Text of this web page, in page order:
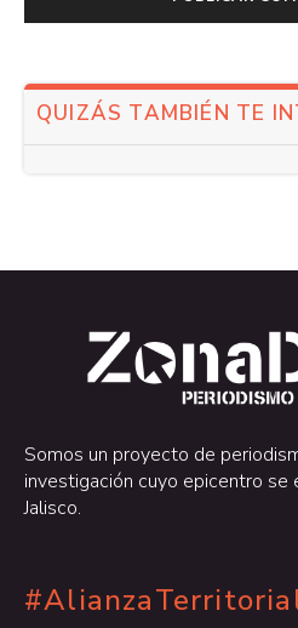
QUIZÁS TAMBIÉN TE
Somos un proyecto de
investigación cuyo epicentro se
Jalisco.